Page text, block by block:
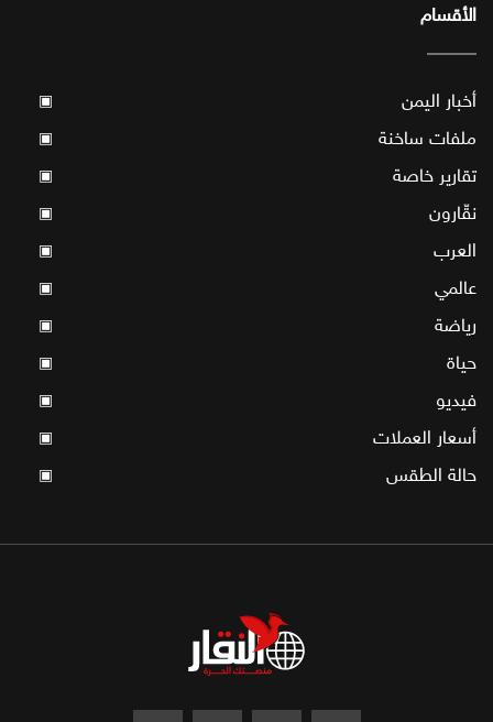
الأقسام
أخبار اليمن ▣
ملفات ساخنة ▣
تقارير خاصة ▣
نقّارون ▣
العرب ▣
عالمي ▣
رياضة ▣
حياة ▣
فيديو ▣
أسعار العملات ▣
حالة الطقس ▣